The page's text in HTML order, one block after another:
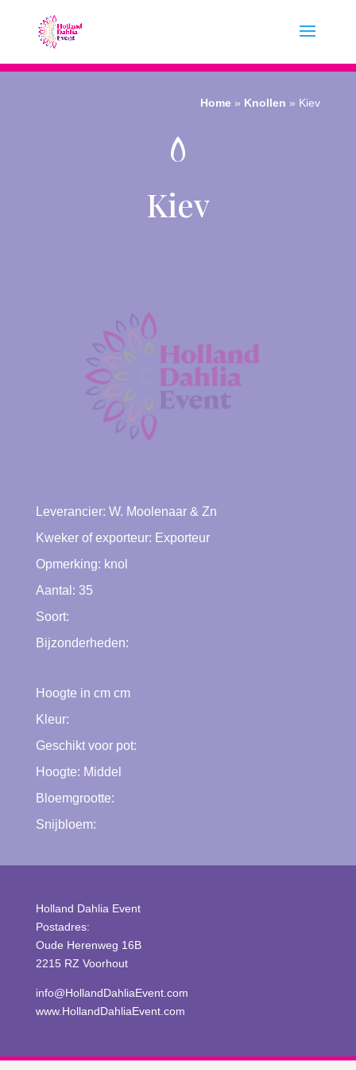
Home » Knollen » Kiev
Kiev
Leverancier: W. Moolenaar & Zn
Kweker of exporteur: Exporteur
Opmerking: knol
Aantal: 35
Soort:
Bijzonderheden:
Hoogte in cm cm
Kleur:
Geschikt voor pot:
Hoogte: Middel
Bloemgrootte:
Snijbloem:
Holland Dahlia Event
Postadres:
Oude Herenweg 16B
2215 RZ Voorhout
info@HollandDahliaEvent.com
www.HollandDahliaEvent.com